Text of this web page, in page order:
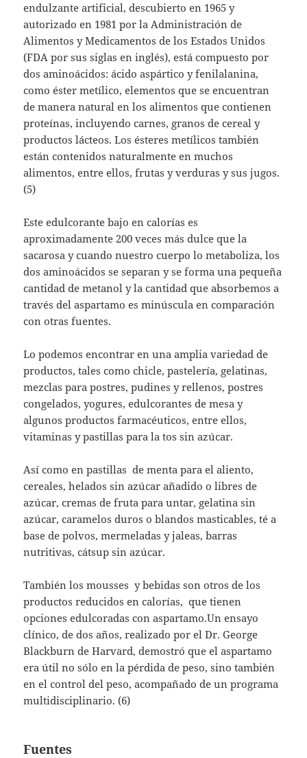
endulzante artificial, descubierto en 1965 y
autorizado en 1981 por la Administración de
Alimentos y Medicamentos de los Estados Unidos
(FDA por sus siglas en inglés), está compuesto por
dos aminoácidos: ácido aspártico y fenilalanina,
como éster metílico, elementos que se encuentran
de manera natural en los alimentos que contienen
proteínas, incluyendo carnes, granos de cereal y
productos lácteos. Los ésteres metílicos también
están contenidos naturalmente en muchos
alimentos, entre ellos, frutas y verduras y sus jugos.
(5)
Este edulcorante bajo en calorías es
aproximadamente 200 veces más dulce que la
sacarosa y cuando nuestro cuerpo lo metaboliza, los
dos aminoácidos se separan y se forma una pequeña
cantidad de metanol y la cantidad que absorbemos a
través del aspartamo es minúscula en comparación
con otras fuentes.
Lo podemos encontrar en una amplia variedad de
productos, tales como chicle, pastelería, gelatinas,
mezclas para postres, pudines y rellenos, postres
congelados, yogures, edulcorantes de mesa y
algunos productos farmacéuticos, entre ellos,
vitaminas y pastillas para la tos sin azúcar.
Así como en pastillas de menta para el aliento,
cereales, helados sin azúcar añadido o libres de
azúcar, cremas de fruta para untar, gelatina sin
azúcar, caramelos duros o blandos masticables, té a
base de polvos, mermeladas y jaleas, barras
nutritivas, cátsup sin azúcar.
También los mousses y bebidas son otros de los
productos reducidos en calorías, que tienen
opciones edulcoradas con aspartamo.Un ensayo
clínico, de dos años, realizado por el Dr. George
Blackburn de Harvard, demostró que el aspartamo
era útil no sólo en la pérdida de peso, sino también
en el control del peso, acompañado de un programa
multidisciplinario. (6)
Fuentes